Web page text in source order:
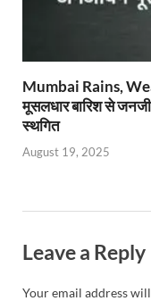
Mumbai Rains,
मूसलधार बारिश से
स्थगित
August 19, 2025
Leave a Reply
Your email address